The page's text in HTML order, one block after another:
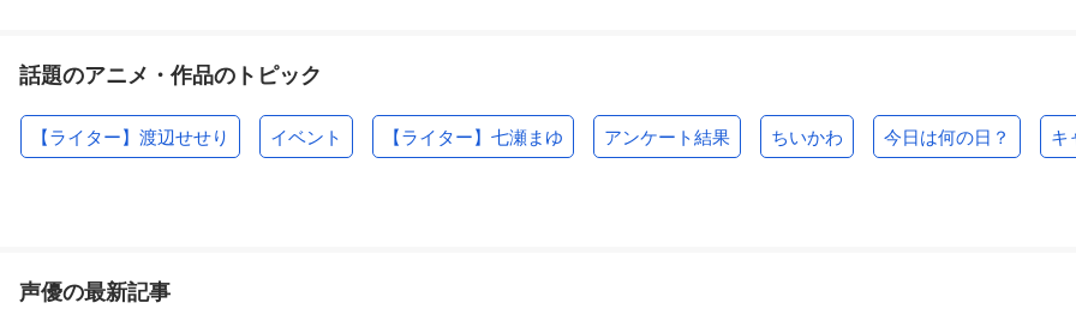
話題のアニメ・作品のトピック
【ライター】渡辺せせり イベント 【ライター】七瀬まゆ アンケート結果 ちいかわ 今日は何の日？ キ
声優の最新記事